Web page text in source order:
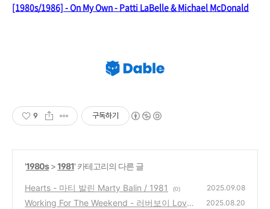
[1980s/1986] - On My Own - Patti LaBelle & Michael McDonald
9 구독하기
'1980s>1981' 카테고리의 다른 글
Hearts - 마티 발린 Marty Balin / 1981 (0) 2025.09.08
Working For The Weekend - 러버보이 Lover
2025.08.20